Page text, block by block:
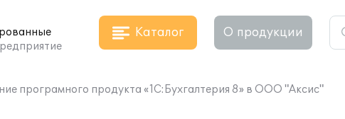
Каталог О продукции
програмного продукта «1С:Бухгалтерия 8» в ООО "Аксис"